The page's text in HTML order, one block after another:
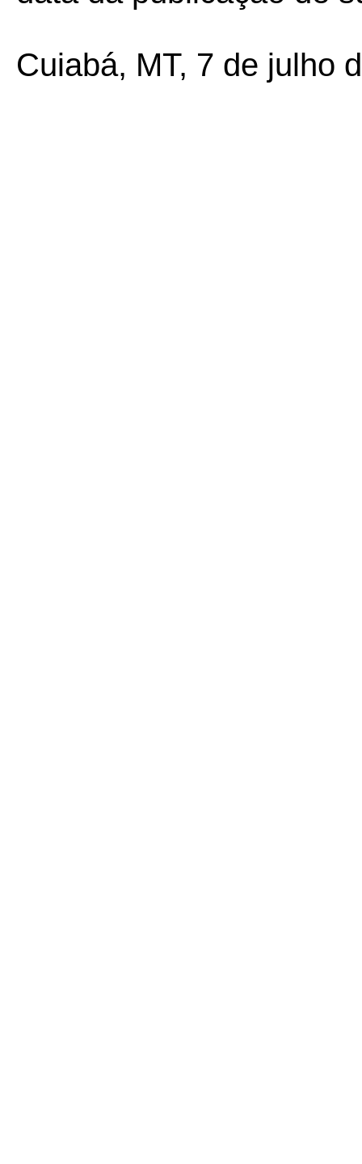
Cuiabá, MT, 7 de julho